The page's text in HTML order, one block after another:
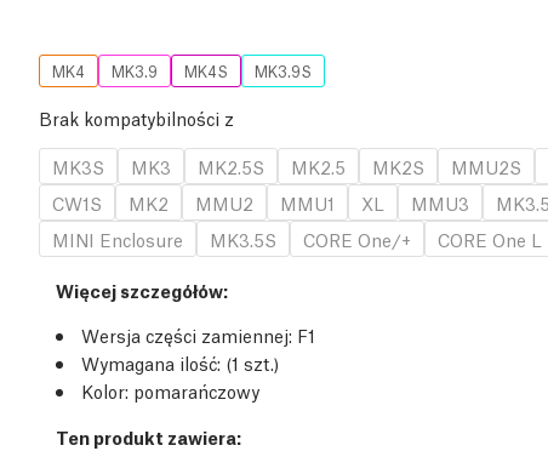
MK4 MK3.9 MK4S MK3.9S
Brak kompatybilności z
MK3S
MK3 MK2.5S MK2.5 MK2S MMU2S
CW1S
MK2 MMU2 MMU1 XL MMU3 MK3.5
MINI Enclosure
MK3.5S CORE One/+ CORE One L
Więcej szczegółów:
Wersja części zamiennej: F1
Wymagana ilość: (1 szt.)
Kolor: pomarańczowy
Ten produkt zawiera: